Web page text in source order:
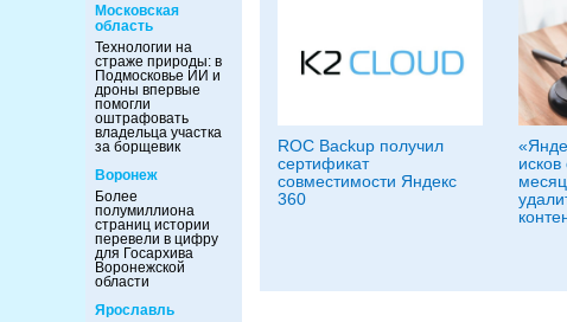
Московская
область
Технологии на
страже природы: в
Подмосковье ИИ и
дроны впервые
помогли
оштрафовать
владельца участка
за борщевик
Воронеж
Более
полумиллиона
страниц истории
перевели в цифру
для Госархива
Воронежской
области
Ярославль
ROC Backup получил
сертификат
совместимости Яндекс
360
исков